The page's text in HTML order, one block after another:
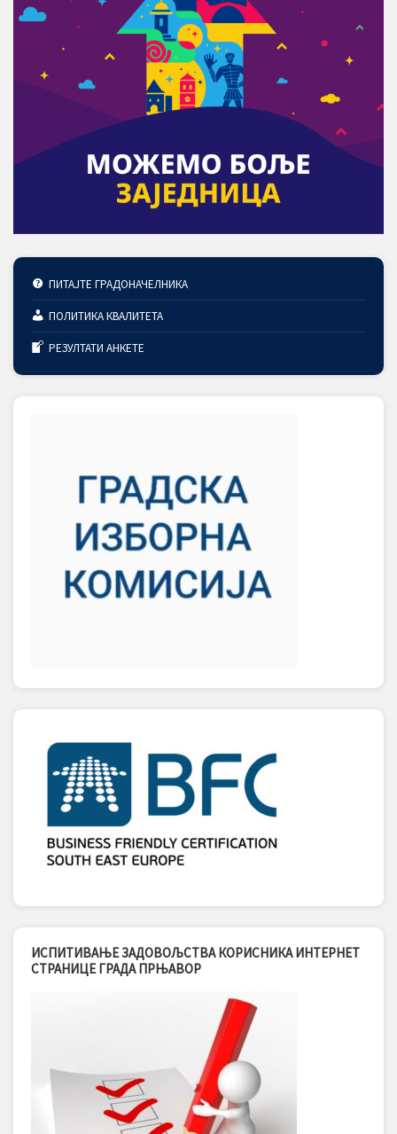
ПИТАЈТЕ ГРАДОНАЧЕЛНИКА
ПОЛИТИКА КВАЛИТЕТА
РЕЗУЛТАТИ АНКЕТЕ
ИСПИТИВАЊЕ ЗАДОВОЉСТВА КОРИСНИКА ИНТЕРНЕТ
СТРАНИЦЕ ГРАДА ПРЊАВОР